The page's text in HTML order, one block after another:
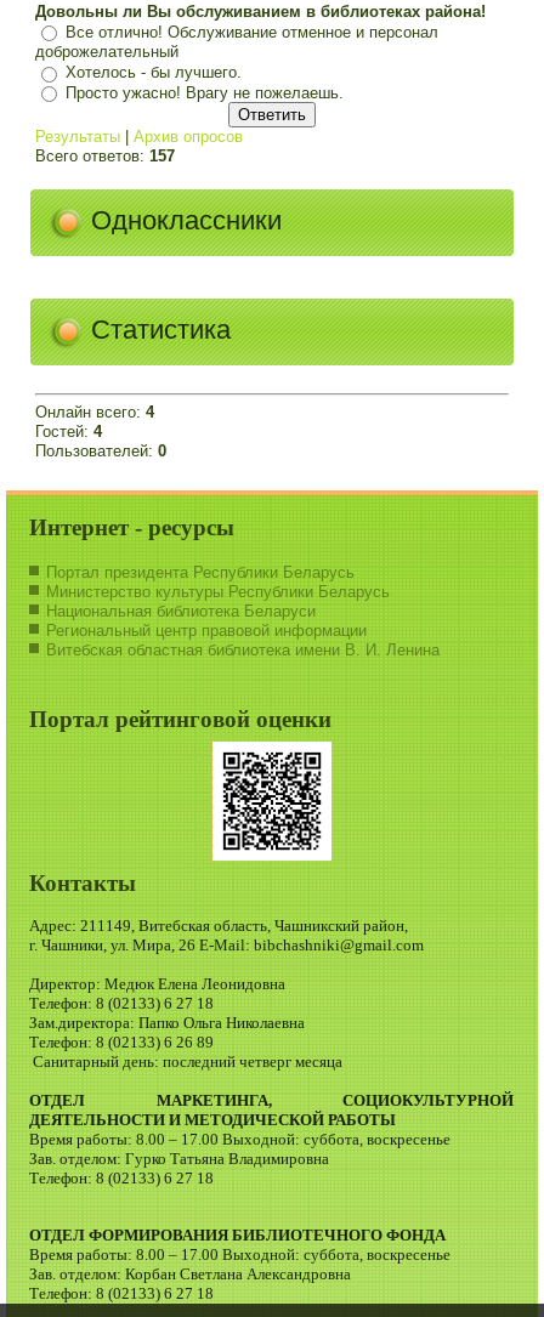
Довольны ли Вы обслуживанием в библиотеках района!
Все отлично! Обслуживание отменное и персонал
доброжелательный
Хотелось - бы лучшего.
Просто ужасно! Врагу не пожелаешь.
Результаты |Архив опросов
Всего ответов:157
Одноклассники
Статистика
Онлайн всего:4
Гостей:4
Пользователей:0
Интернет - ресурсы
Портал президента Республики Беларусь
Министерство культуры Республики Беларусь
Национальная библиотека Беларуси
Региональный центр правовой информации
Витебская областная библиотека имени В. И. Ленина
Портал рейтинговой оценки
Контакты
Адрес: 211149, Витебская область, Чашникский район,
г. Чашники, ул. Мира, 26 E-Mail: bibchashniki@gmail.com
Директор: Медюк Елена Леонидовна
Телефон: 8 (02133) 6 27 18
Зам.директора: Папко Ольга Николаевна
Телефон: 8 (02133) 6 26 89
Санитарный день: последний четверг месяца
ОТДЕЛ МАРКЕТИНГА, СОЦИОКУЛЬТУРНОЙ
ДЕЯТЕЛЬНОСТИ И МЕТОДИЧЕСКОЙ РАБОТЫ
Время работы: 8.00 – 17.00 Выходной: суббота, воскресенье
Зав. отделом: Гурко Татьяна Владимировна
Телефон: 8 (02133) 6 27 18
ОТДЕЛ ФОРМИРОВАНИЯ БИБЛИОТЕЧНОГО ФОНДА
Время работы: 8.00 – 17.00 Выходной: суббота, воскресенье
Зав. отделом: Корбан Светлана Александровна
Телефон: 8 (02133) 6 27 18